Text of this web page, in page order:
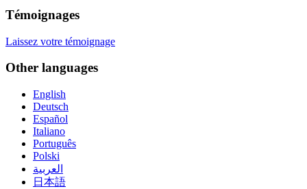
Témoignages
Laissez votre témoignage
Other languages
English
Deutsch
Español
Italiano
Português
Polski
العربية
日本語